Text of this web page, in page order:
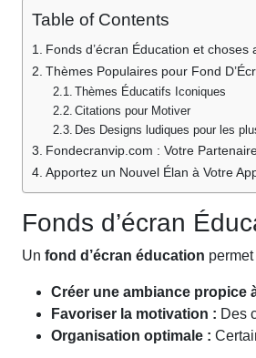
Table of Contents
Fonds d’écran Éducation et choses
Thèmes Populaires pour Fond
Thèmes Éducatifs Iconiques
Citations pour Motiver
Des Designs ludiques pour les
Fondecranvip.com : Votre
Apportez un Nouvel Élan à Votre
Fonds d’écran
Un fond d’écran éducation
Créer une ambiance propice
Favoriser la motivation : Des
Organisation optimale :